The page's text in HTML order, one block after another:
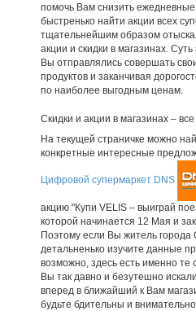
помочь Вам снизить
быстренько найти акции всех
тщательнейшим образом
акции и скидки в магазинах.
Вы отправлялись совершать
продуктов и заканчивая
по наиболее выгодным ценам.
Скидки и акции в магазинах –
На текущей страничке можно
конкретные интересные
Цифровой супермаркет DNS
акцию "Купи VELIS – выиграй
которой начинается 12 Мая и
Поэтому если Вы житель города
детальненько изучите данные
возможно, здесь есть именно те
Вы так давно и безутешно
вперед в ближайший к Вам
будьте бдительны и